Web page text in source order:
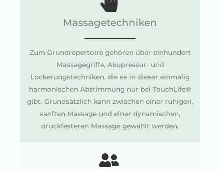
Massagetechniken
Zum Grundrepertoire gehören über einhundert
Massagegriffe, Akupressur- und
Lockerungstechniken, die es in dieser einmalig
harmonischen Abstimmung nur bei TouchLife®
gibt. Grundsätzlich kann zwischen einer ruhigen,
sanften Massage und einer dynamischen,
druckfesteren Massage gewählt werden.